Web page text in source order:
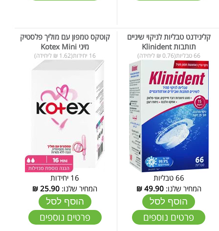
קלינידנט טבליות לניקוי שיניים
תותבות Klinident
66 טבליות(0.76 ₪ ליחידה)
66 טבליות
המחיר שלנו:49.90
₪
הוסף לסל
פרטים נוספים
קוטקס טמפון עם מוליך פלסטיק
מיני Kotex Mini
16 יחידות(1.62 ₪ ליחידה)
16 יחידות
המחיר שלנו: 25.90
₪
הוסף לסל
פרטים נוספים